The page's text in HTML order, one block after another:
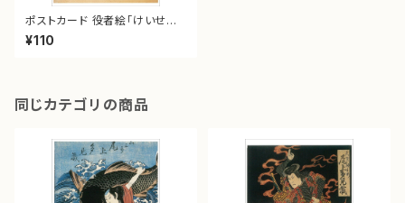
ポストカード 役者絵「けいせい
はるのとり」
¥110
同じカテゴリの商品